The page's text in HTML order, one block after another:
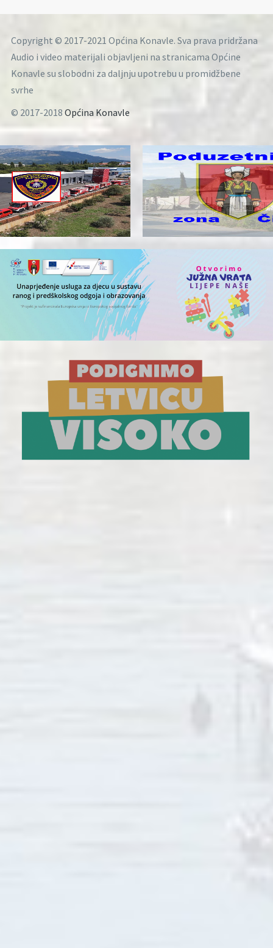
Copyright © 2017-2021 Općina Konavle. Sva prava pridržana
Audio i video materijali objavljeni na stranicama Općine
Konavle su slobodni za daljnju upotrebu u promidžbene
svrhe
© 2017-2018 Općina Konavle